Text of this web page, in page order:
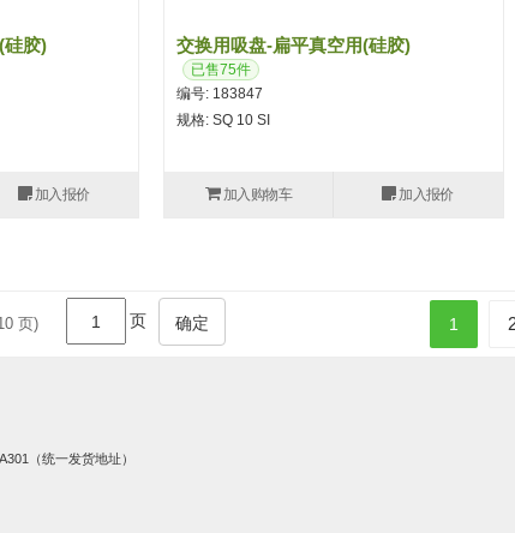
硅胶)
加入报价
交换用吸盘-扁平真空用(硅胶)
已售75件
编号: 183847
规格: SQ 10 SI
加入购物车 加入报价
页) 页 确定 1
（统一发货地址）